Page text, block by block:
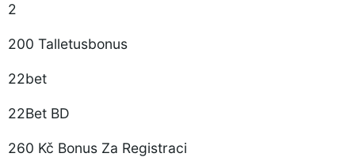
2
200 Talletusbonus
22bet
22Bet BD
260 Kč Bonus Za Registraci